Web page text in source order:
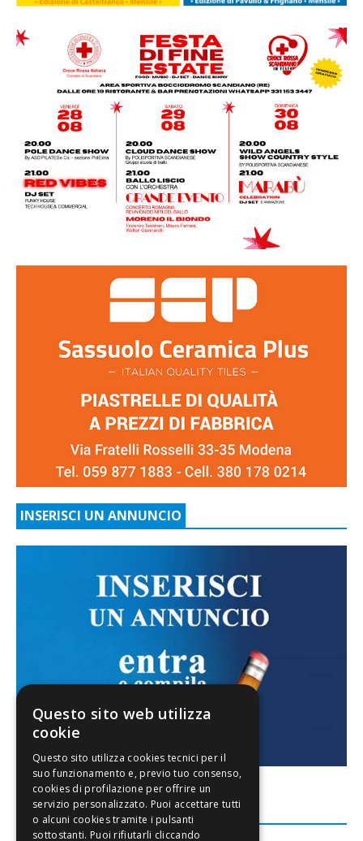
INSERISCI UN ANNUNCIO
FACEBOOK
Questo sito web utilizza
cookie